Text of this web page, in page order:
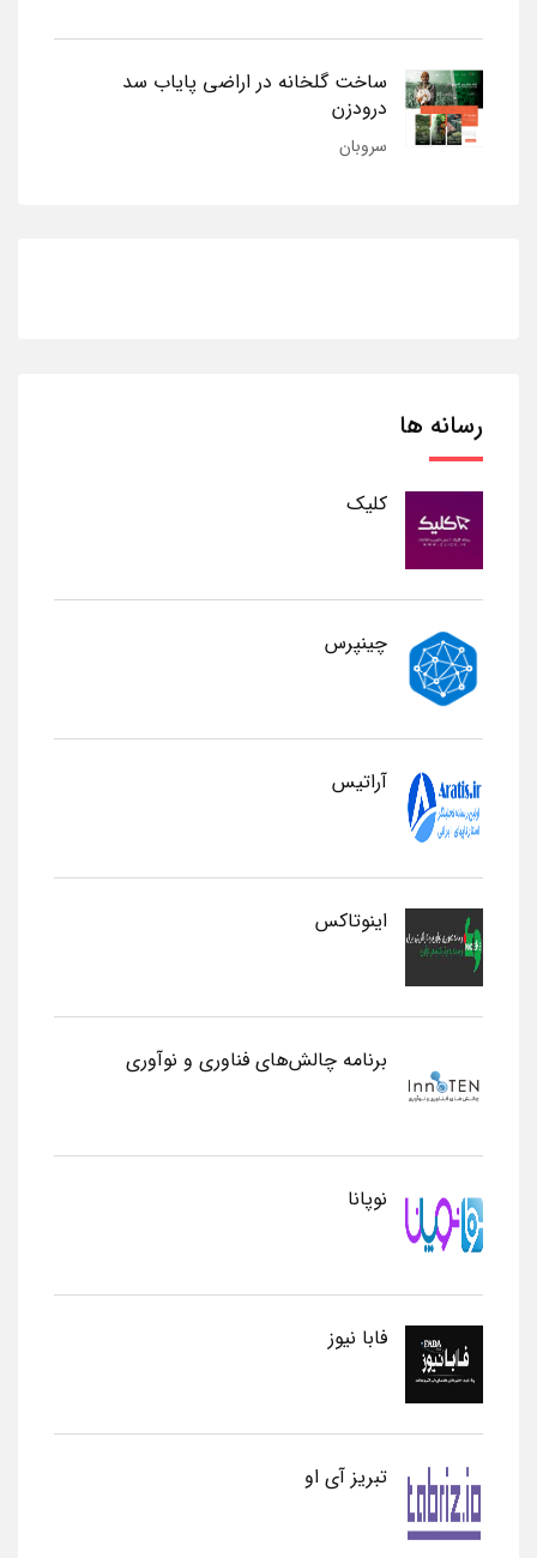
ساخت گلخانه در اراضی پایاب سد
درودزن
سروبان
رسانه ها
کلیک
چینپرس
آراتیس
اینوتاکس
برنامه چالش‌های فناوری و نوآوری
نوپانا
فابا نیوز
تبریز آی او